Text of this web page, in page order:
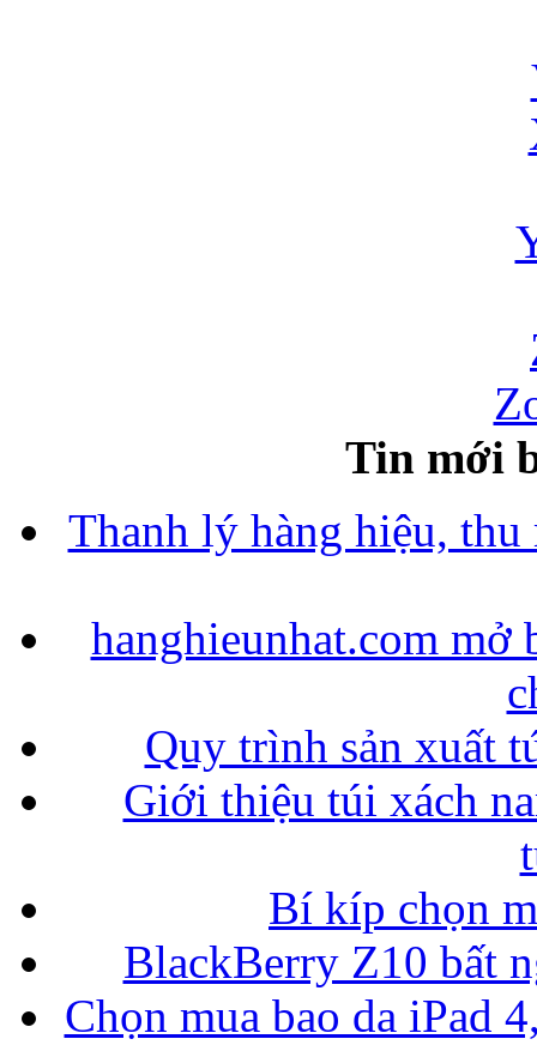
Tin mới
Thanh lý hàng hiệu,
hanghieunhat.com mở
Quy trình sản xuất
Giới thiệu túi xách
Bí kíp chọn
BlackBerry Z10 bất
Chọn mua bao da iPad